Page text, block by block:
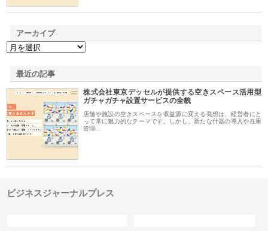
アーカイブ
最近の記事
株式会社東京デッセルが提供する空きスペース活用型
ガチャガチャ設置サービスの全貌
店舗や施設の空きスペースを収益源に変える発想は、経営者にと
って常に魅力的なテーマです。しかし、新たな什器の導入や在庫
管理…
ビジネスジャーナルプレス